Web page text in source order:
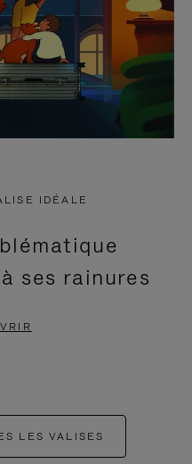
IDÉALE
ses rainures
LES VALISES